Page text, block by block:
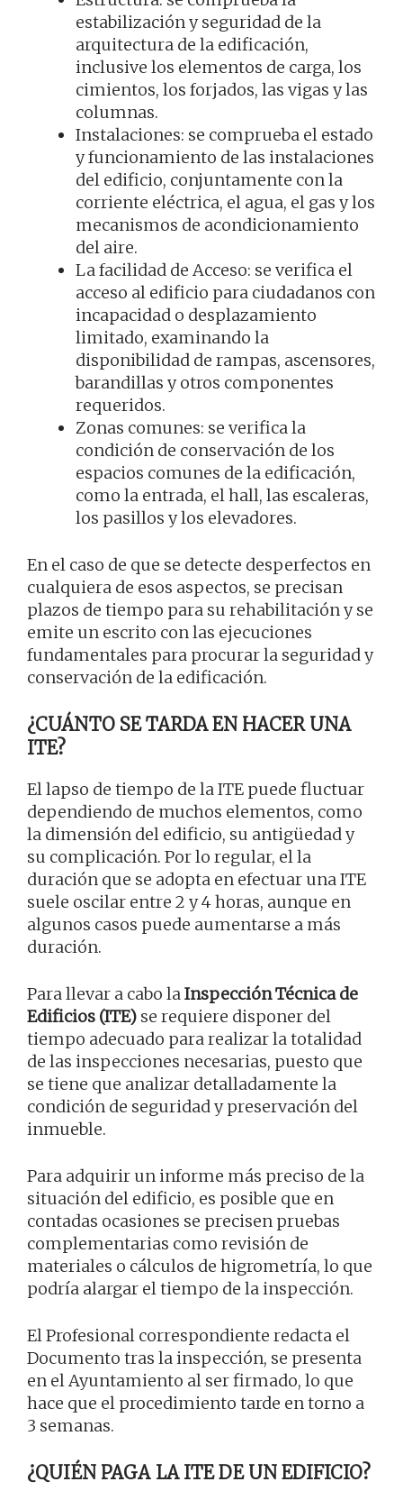
estabilización y seguridad de la
arquitectura de la edificación,
inclusive los elementos de carga, los
cimientos, los forjados, las vigas y las
columnas.
Instalaciones: se comprueba el estado
y funcionamiento de las instalaciones
del edificio, conjuntamente con la
corriente eléctrica, el agua, el gas y los
mecanismos de acondicionamiento
del aire.
La facilidad de Acceso: se verifica el
acceso al edificio para ciudadanos con
incapacidad o desplazamiento
limitado, examinando la
disponibilidad de rampas, ascensores,
barandillas y otros componentes
requeridos.
Zonas comunes: se verifica la
condición de conservación de los
espacios comunes de la edificación,
como la entrada, el hall, las escaleras,
los pasillos y los elevadores.
En el caso de que se detecte desperfectos en
cualquiera de esos aspectos, se precisan
plazos de tiempo para su rehabilitación y se
emite un escrito con las ejecuciones
fundamentales para procurar la seguridad y
conservación de la edificación.
¿CUÁNTO SE TARDA EN HACER UNA
ITE?
El lapso de tiempo de la ITE puede fluctuar
dependiendo de muchos elementos, como
la dimensión del edificio, su antigüedad y
su complicación. Por lo regular, el la
duración que se adopta en efectuar una ITE
suele oscilar entre 2 y 4 horas, aunque en
algunos casos puede aumentarse a más
duración.
Para llevar a cabo la Inspección Técnica de
Edificios (ITE) se requiere disponer del
tiempo adecuado para realizar la totalidad
de las inspecciones necesarias, puesto que
se tiene que analizar detalladamente la
condición de seguridad y preservación del
inmueble.
Para adquirir un informe más preciso de la
situación del edificio, es posible que en
contadas ocasiones se precisen pruebas
complementarias como revisión de
materiales o cálculos de higrometría, lo que
podría alargar el tiempo de la inspección.
El Profesional correspondiente redacta el
Documento tras la inspección, se presenta
en el Ayuntamiento al ser firmado, lo que
hace que el procedimiento tarde en torno a
3 semanas.
¿QUIÉN PAGA LA ITE DE UN EDIFICIO?